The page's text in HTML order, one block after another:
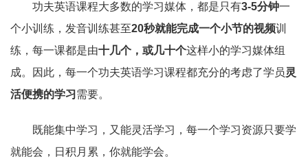
功夫英语课程大多数的学习媒体，都是只有3-5分钟一
个小训练，发音训练甚至20秒就能完成一个小节的视频训
练，每一课都是由十几个，或几十个这样小的学习媒体组
成。因此，每一个功夫英语学习课程都充分的考虑了学员灵
活便携的学习 需要。
既能集中学习，又能灵活学习，每一个学习资源只要学
就能会，日积月累，你就能学会。